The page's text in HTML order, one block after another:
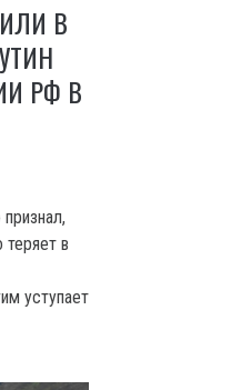
В
РФ В
в
уступает